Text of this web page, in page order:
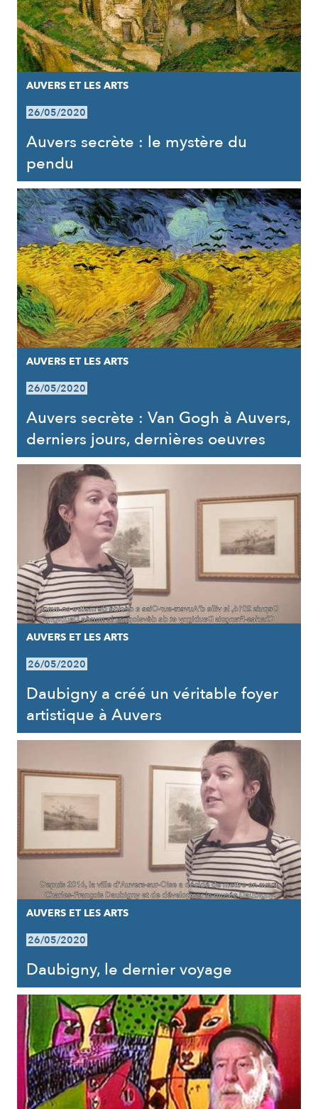
AUVERS ET LES ARTS
26/05/2020
Auvers secrète : le mystère du
pendu
AUVERS ET LES ARTS
26/05/2020
Auvers secrète : Van Gogh à Auvers,
derniers jours, dernières oeuvres
AUVERS ET LES ARTS
26/05/2020
Daubigny a créé un véritable foyer
artistique à Auvers
AUVERS ET LES ARTS
26/05/2020
Daubigny, le dernier voyage